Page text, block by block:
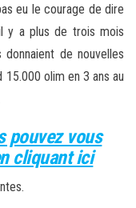
eu le courage de dire
y a plus de trois mois
de nouvelles
olim en 3 ans au
pouvez vous
cliquant ici